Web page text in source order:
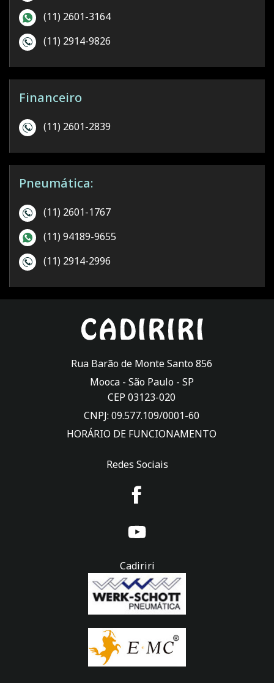
(11) 2601-3164
(11) 2914-9826
Financeiro
(11) 2601-2839
Pneumática:
(11) 2601-1767
(11) 94189-9655
(11) 2914-2996
Rua Barão de Monte Santo 856
Mooca - São Paulo- SP
CEP 03123-020
CNPJ: 09.577.109/0001-60
HORÁRIO DE FUNCIONAMENTO
Redes Sociais
Cadiriri